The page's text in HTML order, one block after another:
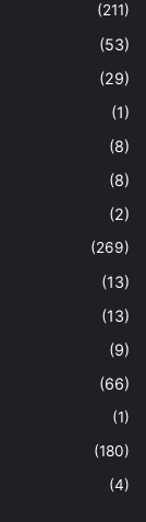
(211)
(53)
(29)
(1)
(8)
(8)
(2)
(269)
(13)
(13)
(9)
(66)
(1)
(180)
(4)